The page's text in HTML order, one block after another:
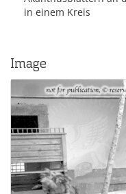
in einem Kreis
Image